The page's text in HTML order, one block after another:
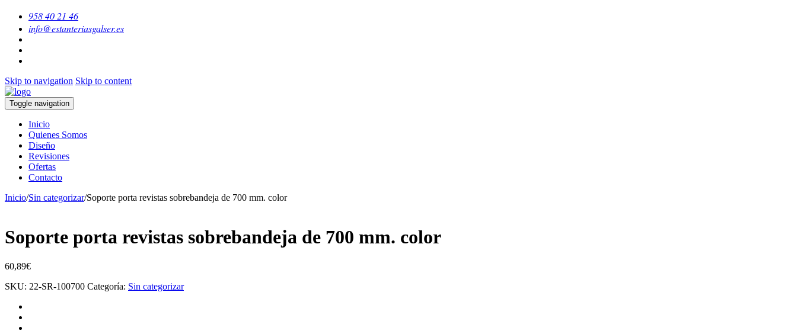
958 40 21 46
info@estanteriasgalser.es
Skip to navigation Skip to content
Toggle navigation
Inicio
Quienes Somos
Diseño
Revisiones
Ofertas
Contacto
Inicio/Sin categorizar/Soporte porta revistas sobrebandeja de 700 mm. color
Soporte porta revistas sobrebandeja de 700 mm. color
60,89€
SKU: 22-SR-100700 Categoría: Sin categorizar